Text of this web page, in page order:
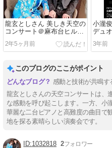
龍玄としさん 美しき天空の
コンサート＠麻布台ヒルズ
３DAYS
2年5ヶ月前
小瀧
デュ
る2
の世界
3年前
このブログのここがポイント
感動と技術が共鳴
龍玄としさんの天空コンサートは、
な感動を呼び起こします。一方、小
華麗な二台ピアノと高難度の曲目で
地を探る素晴らしい演奏会です。
1032818 2